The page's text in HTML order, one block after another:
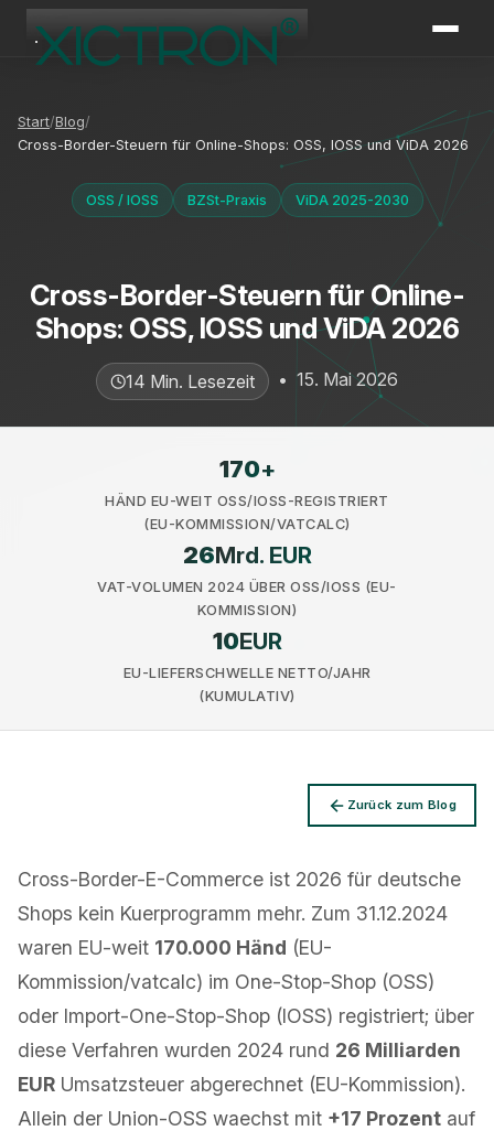
Start Blog
Cross-Border-Steuern für Online-Shops: OSS, IOSS und ViDA 2026
OSS / IOSS BZSt-Praxis ViDA 2025-2030
Cross-Border-Steuern für Online-
Shops: OSS, IOSS und ViDA 2026
14 Min. Lesezeit • 15. Mai 2026
170+
HÄND EU-WEIT OSS/IOSS-REGISTRIERT
(EU-KOMMISSION/VATCALC)
26Mrd. EUR
VAT-VOLUMEN 2024 ÜBER OSS/IOSS (EU-
KOMMISSION)
10EUR
EU-LIEFERSCHWELLE NETTO/JAHR
(KUMULATIV)
Zurück zum Blog
Cross-Border-E-Commerce ist 2026 für deutsche
Shops kein Kuerprogramm mehr. Zum 31.12.2024
waren EU-weit 170.000 Händ (EU-
Kommission/vatcalc) im One-Stop-Shop (OSS)
oder Import-One-Stop-Shop (IOSS) registriert; über
diese Verfahren wurden 2024 rund 26 Milliarden
EUR Umsatzsteuer abgerechnet (EU-Kommission).
Allein der Union-OSS waechst mit +17 Prozent auf
XICTRON